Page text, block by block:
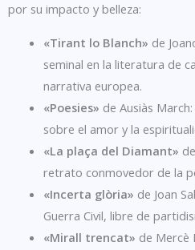
por su impacto y belleza:
«Tirant lo Blanch» de
seminal en la literatura de
narrativa europea.
«Poesies» de Ausiàs
sobre el amor y la
«La plaça del Diamant»
retrato conmovedor de la
«Incerta glòria» de Joan
Guerra Civil, libre de
«Mirall trencat» de Mercè